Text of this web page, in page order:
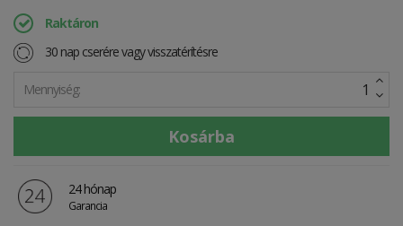
Raktáron
30 nap cserére vagy visszatérítésre
Mennyiség:
24 hónap
Garancia